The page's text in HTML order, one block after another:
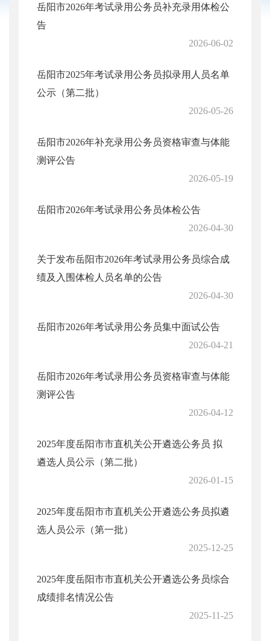
岳阳市2026年考试录用公务员补充录用体检公
告
2026-06-02
岳阳市2025年考试录用公务员拟录用人员名单
公示（第二批）
2026-05-26
岳阳市2026年补充录用公务员资格审查与体能
测评公告
2026-05-19
岳阳市2026年考试录用公务员体检公告
2026-04-30
关于发布岳阳市2026年考试录用公务员综合成
绩及入围体检人员名单的公告
2026-04-30
岳阳市2026年考试录用公务员集中面试公告
2026-04-21
岳阳市2026年考试录用公务员资格审查与体能
测评公告
2026-04-12
2025年度岳阳市市直机关公开遴选公务员 拟
遴选人员公示（第二批）
2026-01-15
2025年度岳阳市市直机关公开遴选公务员拟遴
选人员公示（第一批）
2025-12-25
2025年度岳阳市市直机关公开遴选公务员综合
成绩排名情况公告
2025-11-25